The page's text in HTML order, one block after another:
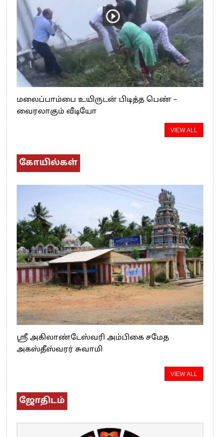
மலைப்பாம்பை உயிருடன் பிடித்த பெண் –
வைரலாகும் வீடியோ
VIEW ALL
கோயில்கள்
ஸ்ரீ அகிலாண்டேஸ்வரி அம்பிகை சமேத
அகஸ்தீஸ்வரர் சுவாமி
VIEW ALL
ஜோதிடம்